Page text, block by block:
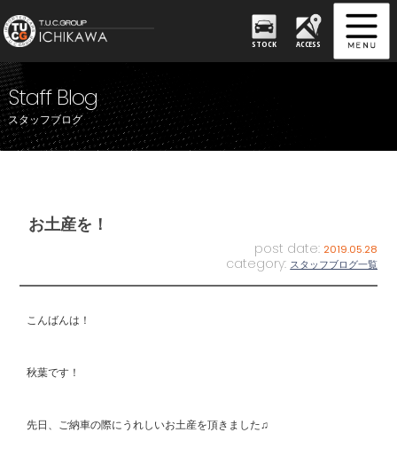
STOCK ACCESS
Staff Blog
スタッフブログ
お土産を！
post date: 2019.05.28
category: スタッフブログ一覧
こんばんは！
秋葉です！
先日、ご納車の際にうれしいお土産を頂きました♫